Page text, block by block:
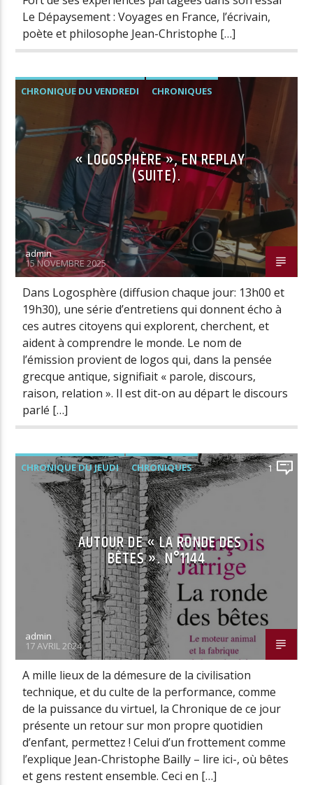
Le Dépaysement : Voyages en France, l’écrivain,
poète et philosophe Jean-Christophe […]
CHRONIQUE DU VENDREDI CHRONIQUES
« LOGOSPHÈRE », EN REPLAY
(SUITE).
admin
15 NOVEMBRE 2025
Dans Logosphère (diffusion chaque jour: 13h00 et
19h30), une série d’entretiens qui donnent écho à
ces autres citoyens qui explorent, cherchent, et
aident à comprendre le monde. Le nom de
l’émission provient de logos qui, dans la pensée
grecque antique, signifiait « parole, discours,
raison, relation ». Il est dit-on au départ le discours
parlé […]
CHRONIQUE DU JEUDI CHRONIQUES 1
AUTOUR DE « LA RONDE DES
BÊTES ». N°1144
admin
17 AVRIL 2024
A mille lieux de la démesure de la civilisation
technique, et du culte de la performance, comme
de la puissance du virtuel, la Chronique de ce jour
présente un retour sur mon propre quotidien
d’enfant, permettez ! Celui d’un frottement comme
l’explique Jean-Christophe Bailly – lire ici-, où bêtes
et gens restent ensemble. Ceci en […]